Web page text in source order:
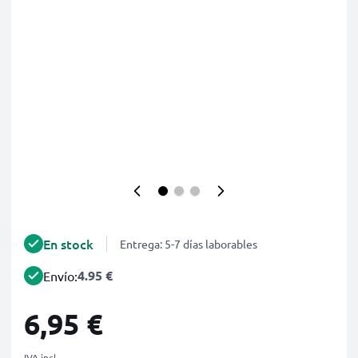
En stock Entrega: 5-7 días laborables
Envío:4.95 €
6,95 €